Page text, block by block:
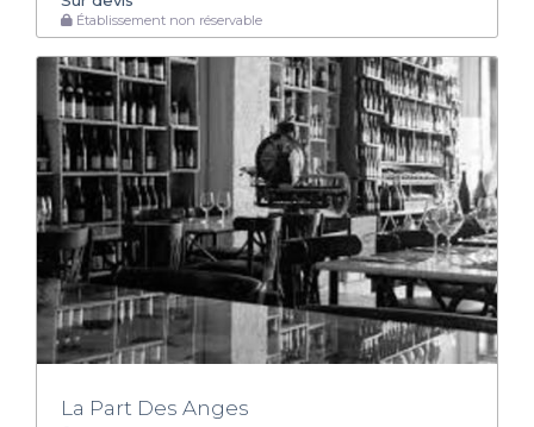
Établissement non réservable
La Part Des Anges